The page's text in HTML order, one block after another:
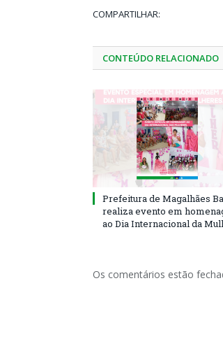
COMPARTILHAR:
CONTEÚDO RELACIONADO
Prefeitura de Magalhães
realiza evento em
ao Dia Internacional da
Os comentários estão